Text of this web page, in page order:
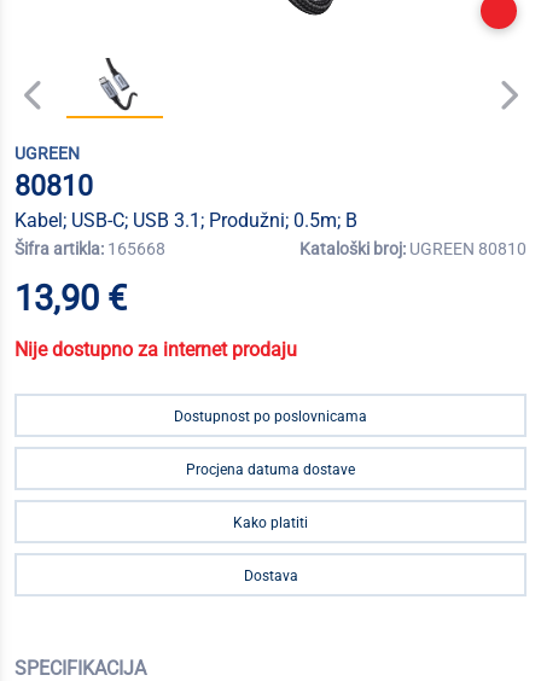
UGREEN
80810
Kabel; USB-C; USB 3.1; Produžni; 0.5m; B
Šifra artikla: 165668 Kataloški broj: UGREEN 80810
13,90 €
Nije dostupno za internet prodaju
Dostupnost po poslovnicama
Procjena datuma dostave
Kako platiti
Dostava
SPECIFIKACIJA